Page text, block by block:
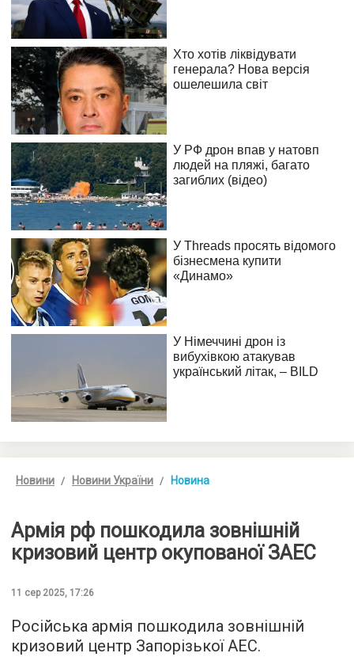
Новини Новини України Новина
Армія рф пошкодила зовнішній
кризовий центр окупованої ЗАЕС
11 сер 2025, 17:26
Російська армія пошкодила зовнішній
кризовий центр Запорізької АЕС.